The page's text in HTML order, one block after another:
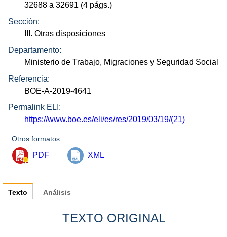
32688 a 32691 (4 págs.)
Sección:
III. Otras disposiciones
Departamento:
Ministerio de Trabajo, Migraciones y Seguridad Social
Referencia:
BOE-A-2019-4641
Permalink ELI:
https://www.boe.es/eli/es/res/2019/03/19/(21)
Otros formatos:
PDF XML
Texto
TEXTO ORIGINAL
Análisis